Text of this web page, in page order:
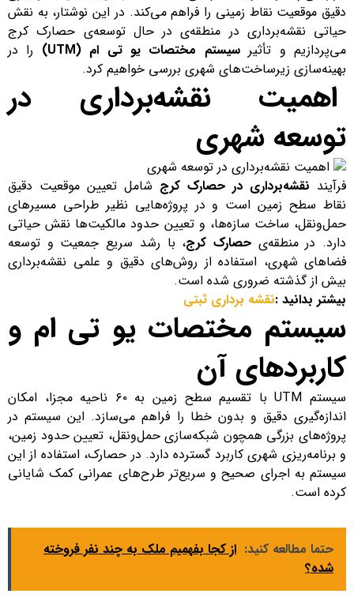
دقیق موقعیت نقاط زمینی را فراهم می‌کند. در این نوشتار، به نقش
حیاتی نقشه‌برداری در منطقه‌ی در حال توسعه‌ی حصارک کرج
می‌پردازیم و تأثیرسیستم مختصات یو تی ام (UTM)
را در
بهینه‌سازی زیرساخت‌های شهری بررسی خواهیم کرد.
اهمیت نقشه‌برداری در
توسعه شهری
فرآیند نقشه‌برداری در حصارک کرج شامل تعیین موقعیت دقیق
نقاط سطح زمین است و در پروژه‌هایی نظیر طراحی مسیرهای
حمل‌ونقل، ساخت سازه‌ها، و تعیین حدود مالکیت‌ها نقش حیاتی
دارد. در منطقه‌یحصارک کرج، با رشد سریع جمعیت و توسعه
فضاهای شهری، استفاده از روش‌های دقیق و علمی نقشه‌برداری
بیش از گذشته ضروری شده است.
بیشتر بدانید :نقشه برداری ثبتی
سیستم مختصات یو تی ام و
کاربردهای آن
سیستم UTM با تقسیم سطح زمین به ۶۰ ناحیه مجزا، امکان
اندازه‌گیری دقیق و بدون خطا را فراهم می‌سازد. این سیستم در
پروژه‌های بزرگی همچون شبکه‌سازی حمل‌ونقل، تعیین حدود زمین،
و برنامه‌ریزی شهری کاربرد گسترده دارد. در حصارک، استفاده از این
سیستم به اجرای صحیح و سریع‌تر طرح‌های عمرانی کمک شایانی
کرده است.
حتما مطالعه کنید: از کجا بفهمیم ملک به چند نفر فروخته
شده؟